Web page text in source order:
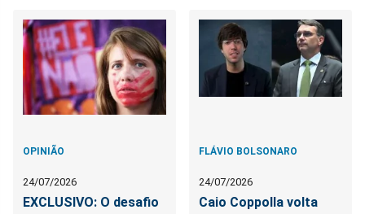
OPINIÃO
24/07/2026
EXCLUSIVO: O desafio
FLÁVIO BOLSONARO
24/07/2026
Caio Coppolla volta